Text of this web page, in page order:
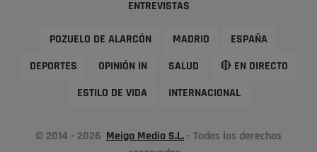
ENTREVISTAS
POZUELO DE ALARCÓN MADRID ESPAÑA
DEPORTES OPINIÓN IN SALUD 🔴 EN DIRECTO
ESTILO DE VIDA INTERNACIONAL
© 2014 - 2026 Meiga Media S.L. - Todos los derechos